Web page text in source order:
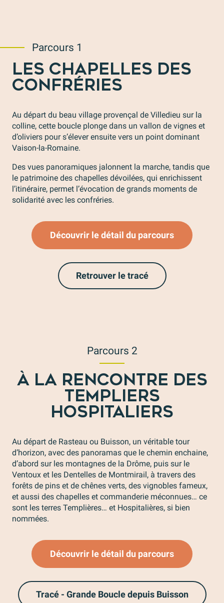
Parcours 1
LES CHAPELLES DES
CONFRÉRIES
Au départ du beau village provençal de Villedieu sur la
colline, cette boucle plonge dans un vallon de vignes et
d’oliviers pour s’élever ensuite vers un point dominant
Vaison-la-Romaine.
Des vues panoramiques jalonnent la marche, tandis que
le patrimoine des chapelles dévoilées, qui enrichissent
l’itinéraire, permet l’évocation de grands moments de
solidarité avec les confréries.
Découvrir le détail du parcours
Retrouver le tracé
Parcours 2
À LA RENCONTRE DES
TEMPLIERS
HOSPITALIERS
Au départ de Rasteau ou Buisson, un véritable tour
d’horizon, avec des panoramas que le chemin enchaine,
d’abord sur les montagnes de la Drôme, puis sur le
Ventoux et les Dentelles de Montmirail, à travers des
forêts de pins et de chênes verts, des vignobles fameux,
et aussi des chapelles et commanderie méconnues… ce
sont les terres Templières… et Hospitalières, si bien
nommées.
Découvrir le détail du parcours
Tracé - Grande Boucle depuis Buisson